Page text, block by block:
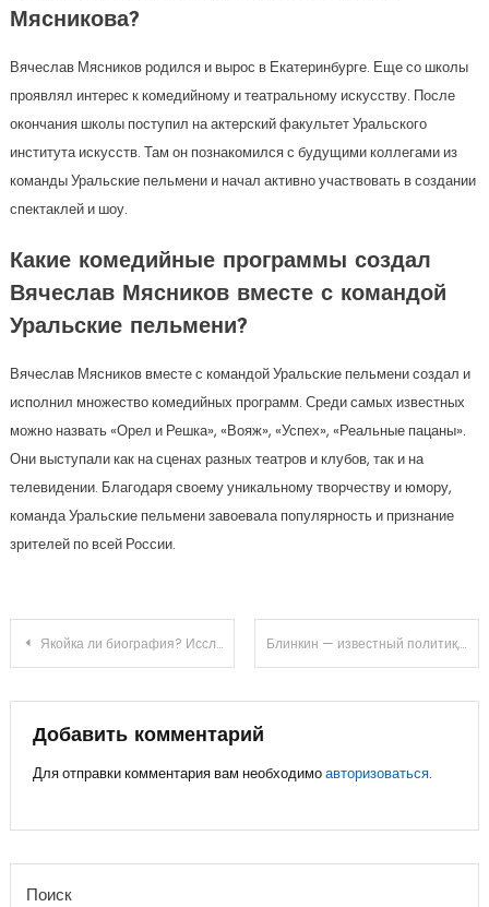
Мясникова?
Вячеслав Мясников родился и вырос в Екатеринбурге. Еще со школы
проявлял интерес к комедийному и театральному искусству. После
окончания школы поступил на актерский факультет Уральского
института искусств. Там он познакомился с будущими коллегами из
команды Уральские пельмени и начал активно участвовать в создании
спектаклей и шоу.
Какие комедийные программы создал
Вячеслав Мясников вместе с командой
Уральские пельмени?
Вячеслав Мясников вместе с командой Уральские пельмени создал и
исполнил множество комедийных программ. Среди самых известных
можно назвать «Орел и Решка», «Вояж», «Успех», «Реальные пацаны».
Они выступали как на сценах разных театров и клубов, так и на
телевидении. Благодаря своему уникальному творчеству и юмору,
команда Уральские пельмени завоевала популярность и признание
зрителей по всей России.
Навигация
записям
Якойка ли биография? Исследуем особенности, характеристики и приводим примеры Блинкин — известный политик, лидер партии «Благо», миллионер и благотворитель — его биография, национальность и мировые достижения
Добавить комментарий
Для отправки комментария вам необходимоавторизоваться.
Поиск